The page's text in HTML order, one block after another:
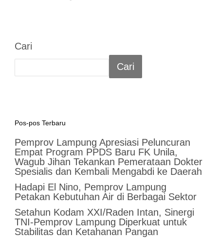
Cari
Cari
Pos-pos Terbaru
Pemprov Lampung Apresiasi Peluncuran
Empat Program PPDS Baru FK Unila,
Wagub Jihan Tekankan Pemerataan Dokter
Spesialis dan Kembali Mengabdi ke Daerah
Hadapi El Nino, Pemprov Lampung
Petakan Kebutuhan Air di Berbagai Sektor
Setahun Kodam XXI/Raden Intan, Sinergi
TNI-Pemprov Lampung Diperkuat untuk
Stabilitas dan Ketahanan Pangan